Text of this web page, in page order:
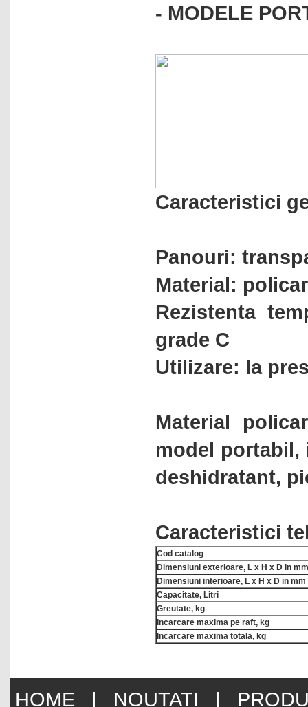
- MODELE
Caracteristici
Panouri:
Material:
Rezistenta
grade C
Utilizare: la
Material
model
deshidratant,
Caracteristici
Cod catalog
Dimensiuni exterioare, L x H x D in mm
Dimensiuni interioare, L x H x D in mm
Capacitate, Litri
Greutate, kg
Incarcare maxima pe raft, kg
Incarcare maxima totala, kg
HOME | NOUTATI |